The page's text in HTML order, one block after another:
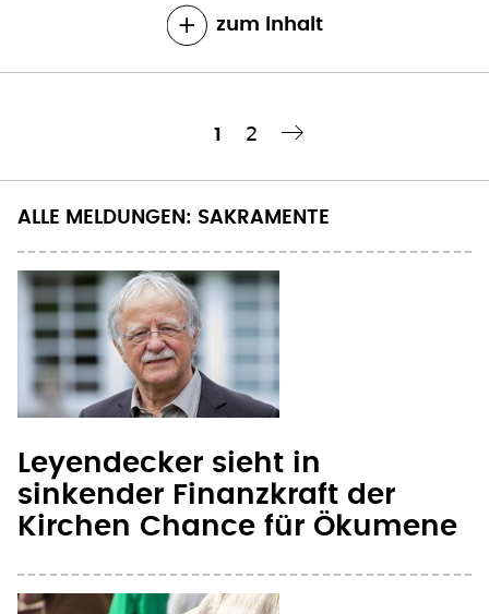
Seitennummerierung
ALLE MELDUNGEN: SAKRAMENTE
Leyendecker sieht in
sinkender Finanzkraft der